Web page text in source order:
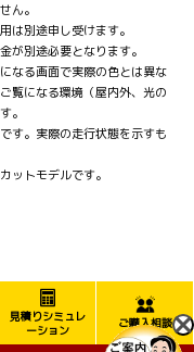
ん。
は別途申し受けます。
が別途必要となります。
なる画面で実際の色とは異な
覧になる環境（屋内外、光の
。
す。実際の走行状態を示すも
ットモデルです。
見積りシミュレ
ーション
ご購入相談